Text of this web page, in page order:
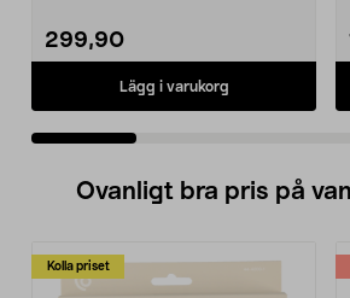
299,90
Lägg i varukorg
Ovanligt bra pris på
Kolla priset